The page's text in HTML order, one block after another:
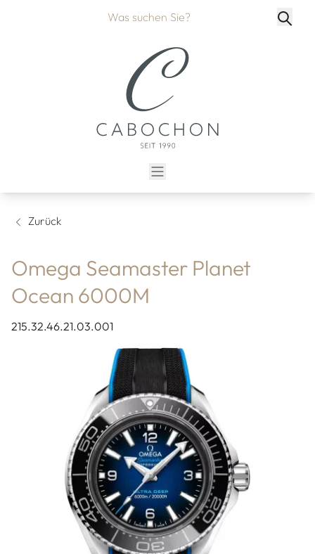
Zurück
Omega Seamaster Planet
Ocean 6000M
215.32.46.21.03.001